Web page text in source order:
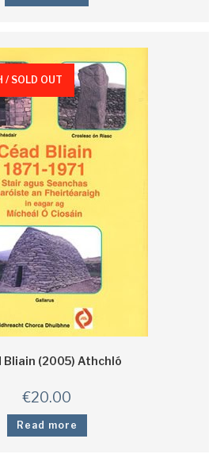
/ SOLD OUT
Bliain (2005) Athchló
€20.00
Read more